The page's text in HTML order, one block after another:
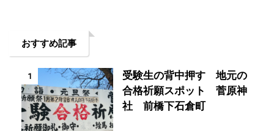
おすすめ記事
1
受験生の背中押す 地元の
合格祈願スポット 菅原神
社 前橋下石倉町